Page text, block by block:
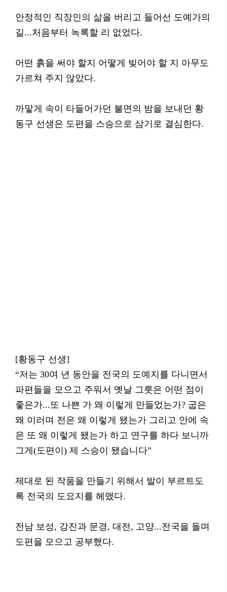
안정적인 직장인의 삶을 버리고 들어선 도예가의
길...처음부터 녹록할 리 없었다.
어떤 흙을 써야 할지 어떻게 빚어야 할 지 아무도
가르쳐 주지 않았다.
까맣게 속이 타들어가던 불면의 밤을 보내던 황
동구 선생은 도편을 스승으로 삼기로 결심한다.
[황동구 선생]
“저는 30여 년 동안을 전국의 도예지를 다니면서
파편들을 모으고 주워서 옛날 그릇은 어떤 점이
좋은가...또 나쁜 가 왜 이렇게 만들었는가? 굽은
왜 이러며 전은 왜 이렇게 됐는가 그리고 안에 속
은 또 왜 이렇게 됐는가 하고 연구를 하다 보니까
그게(도편이) 제 스승이 됐습니다”
제대로 된 작품을 만들기 위해서 발이 부르트도
록 전국의 도요지를 헤맸다.
전남 보성, 강진과 문경, 대전, 고양...전국을 돌며
도편을 모으고 공부했다.